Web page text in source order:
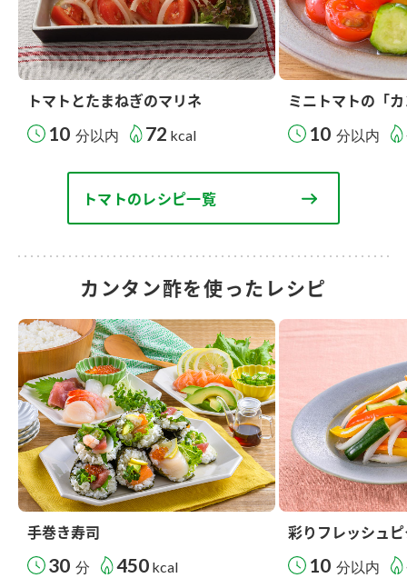
トマトとたまねぎのマリネ
10 分以内 72 kcal
ミニトマトの「
10 分以内
トマトのレシピ一覧
カンタン酢を使ったレシピ
手巻き寿司
30 分 450 kcal
彩りフレッシュ
10 分以内